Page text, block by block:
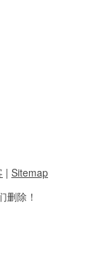
| Sitemap
删除！